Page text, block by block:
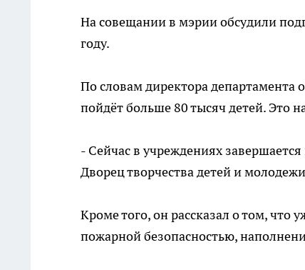
На совещании в мэрии обсудили
году.
По словам директора департамента
пойдёт больше 80 тысяч детей. Это
- Сейчас в учреждениях
Дворец творчества детей и
Кроме того, он рассказал о том, что
пожарной безопасностью,